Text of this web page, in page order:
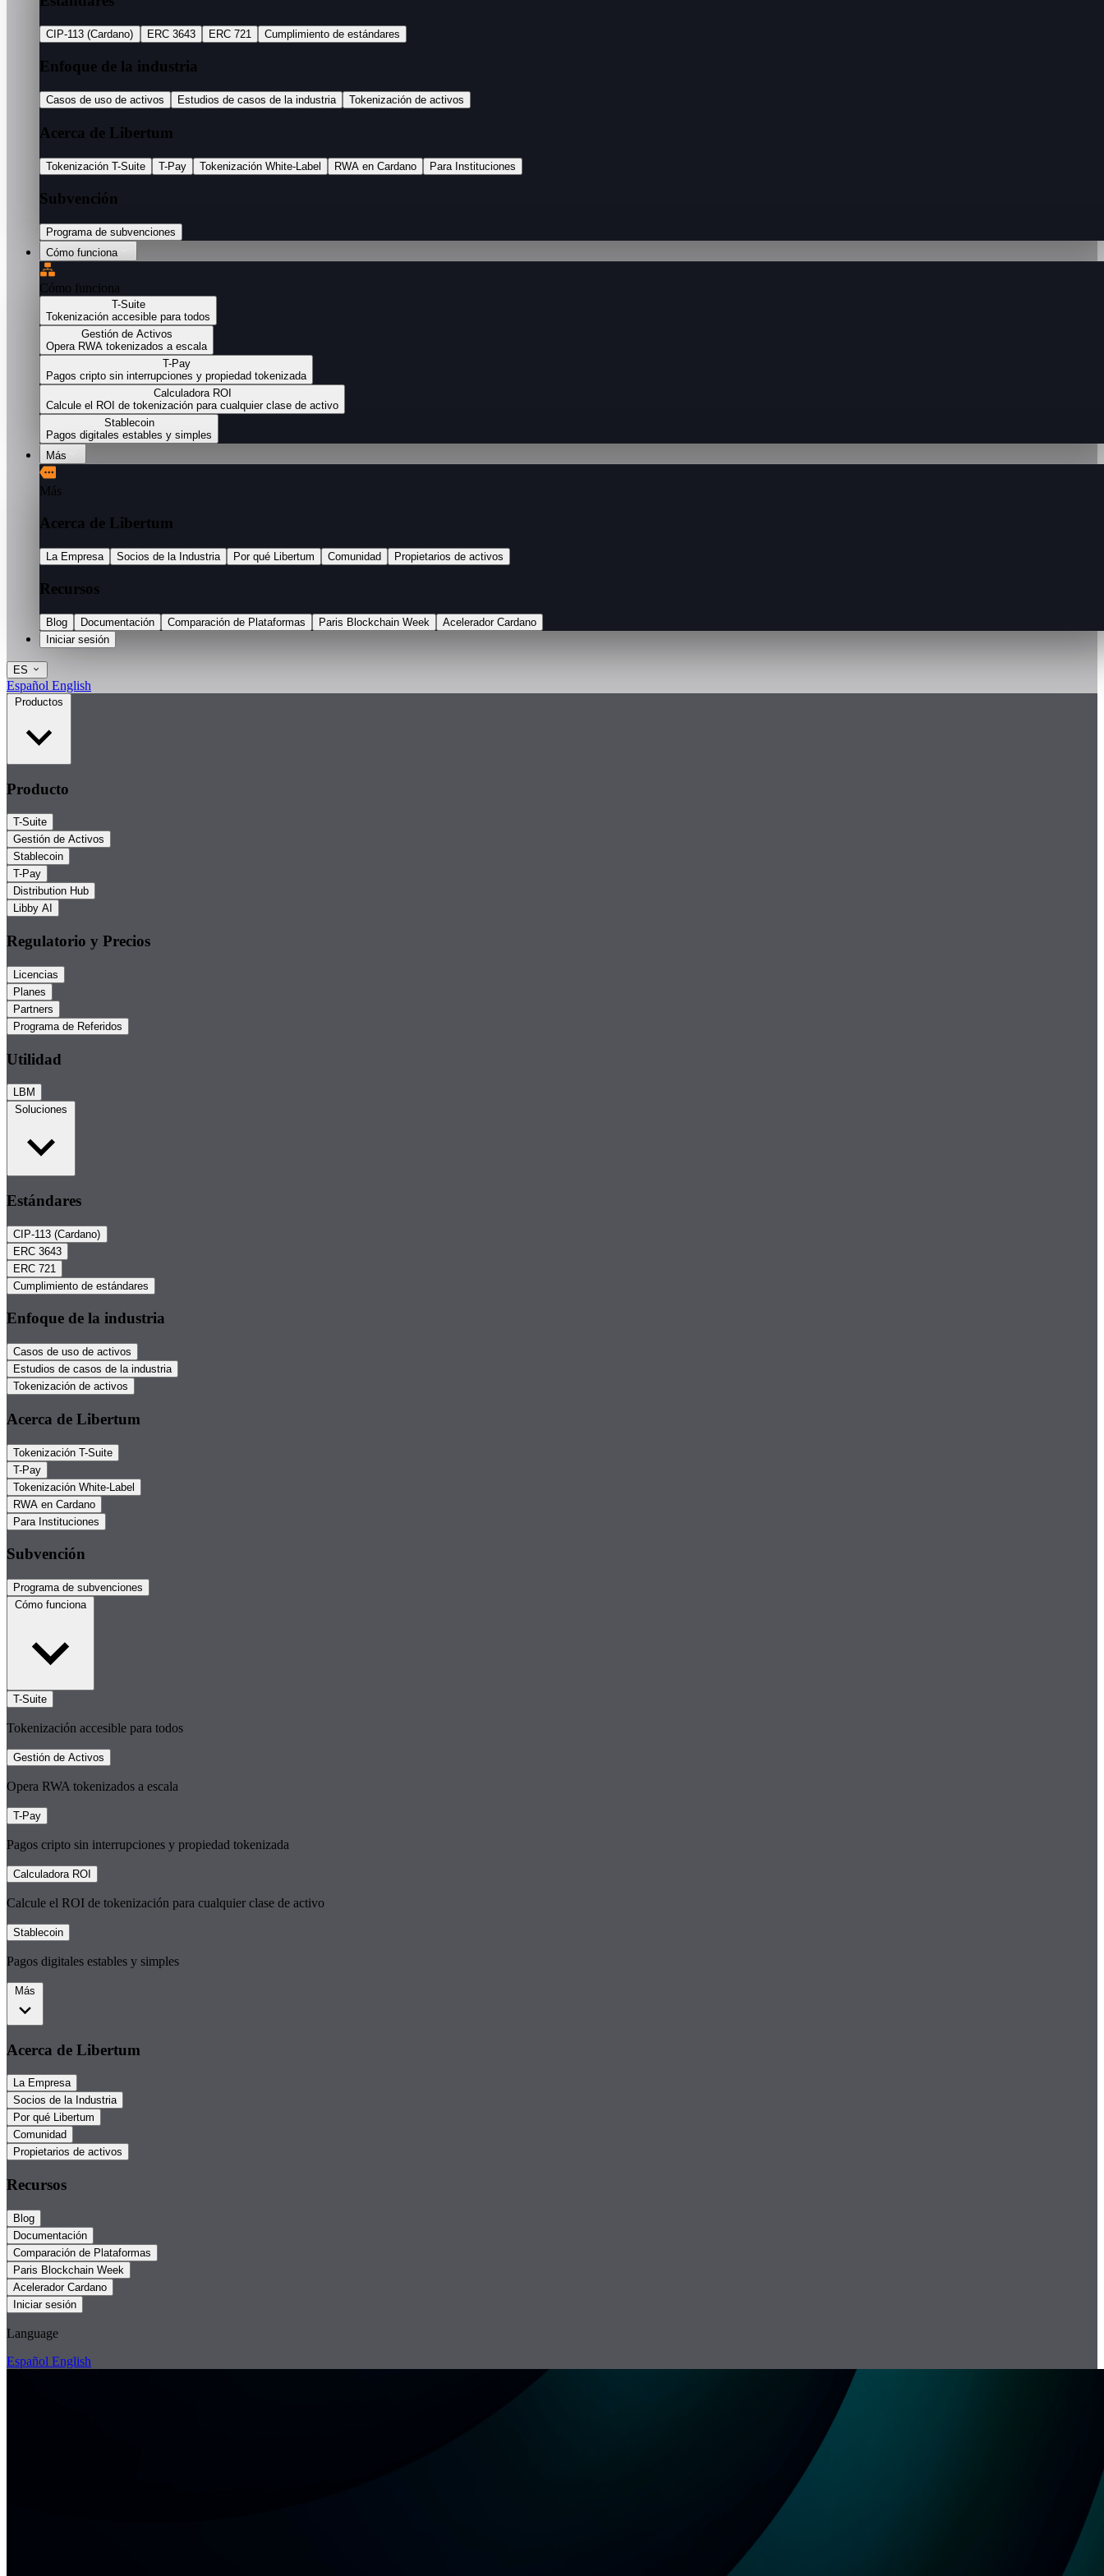
CIP-113 (Cardano) ERC 3643 ERC 721 Cumplimiento de estándares
Enfoque de la industria
Casos de uso de activos Estudios de casos de la industria Tokenización de activos
Acerca de Libertum
Tokenización T-Suite T-Pay Tokenización White-Label RWA en Cardano Para Instituciones
Subvención
Programa de subvenciones
Cómo funciona
Cómo funciona
T-Suite
Tokenización accesible para todos
Gestión de Activos
Opera RWA tokenizados a escala
T-Pay
Pagos cripto sin interrupciones y propiedad tokenizada
Calculadora ROI
Calcule el ROI de tokenización para cualquier clase de activo
Stablecoin
Pagos digitales estables y simples
Más
Más
Acerca de Libertum
La Empresa Socios de la Industria Por qué Libertum Comunidad Propietarios de activos
Recursos
Blog Documentación Comparación de Plataformas Paris Blockchain Week
Acelerador Cardano
Iniciar sesión
ES
Español English
Productos
Producto
T-Suite
Gestión de Activos
Stablecoin
T-Pay
Distribution Hub
Libby AI
Regulatorio y Precios
Licencias
Planes
Partners
Programa de Referidos
Utilidad
LBM
Soluciones
Estándares
CIP-113 (Cardano)
ERC 3643
ERC 721
Cumplimiento de estándares
Enfoque de la industria
Casos de uso de activos
Estudios de casos de la industria
Tokenización de activos
Acerca de Libertum
Tokenización T-Suite
T-Pay
Tokenización White-Label
RWA en Cardano
Para Instituciones
Subvención
Programa de subvenciones
Cómo funciona
T-Suite
Tokenización accesible para todos
Gestión de Activos
Opera RWA tokenizados a escala
T-Pay
Pagos cripto sin interrupciones y propiedad tokenizada
Calculadora ROI
Calcule el ROI de tokenización para cualquier clase de activo
Stablecoin
Pagos digitales estables y simples
Más
Acerca de Libertum
La Empresa
Socios de la Industria
Por qué Libertum
Comunidad
Propietarios de activos
Recursos
Blog
Documentación
Comparación de Plataformas
Paris Blockchain Week
Acelerador Cardano
Iniciar sesión
Language
Español English